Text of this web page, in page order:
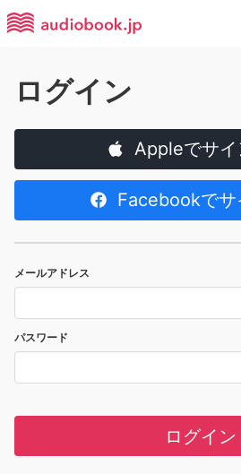
ログイン
Appleでサイ
Facebookでサ
メールアドレス
パスワード
ログイン